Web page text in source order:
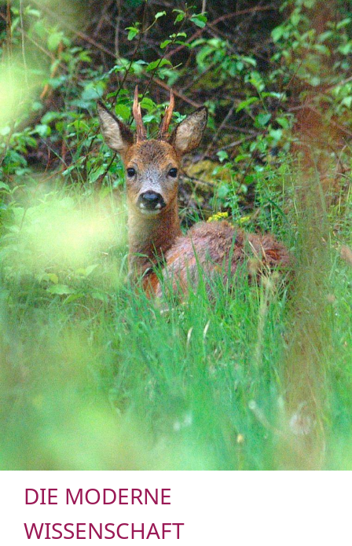
DIE MODERNE
WISSENSCHAFT